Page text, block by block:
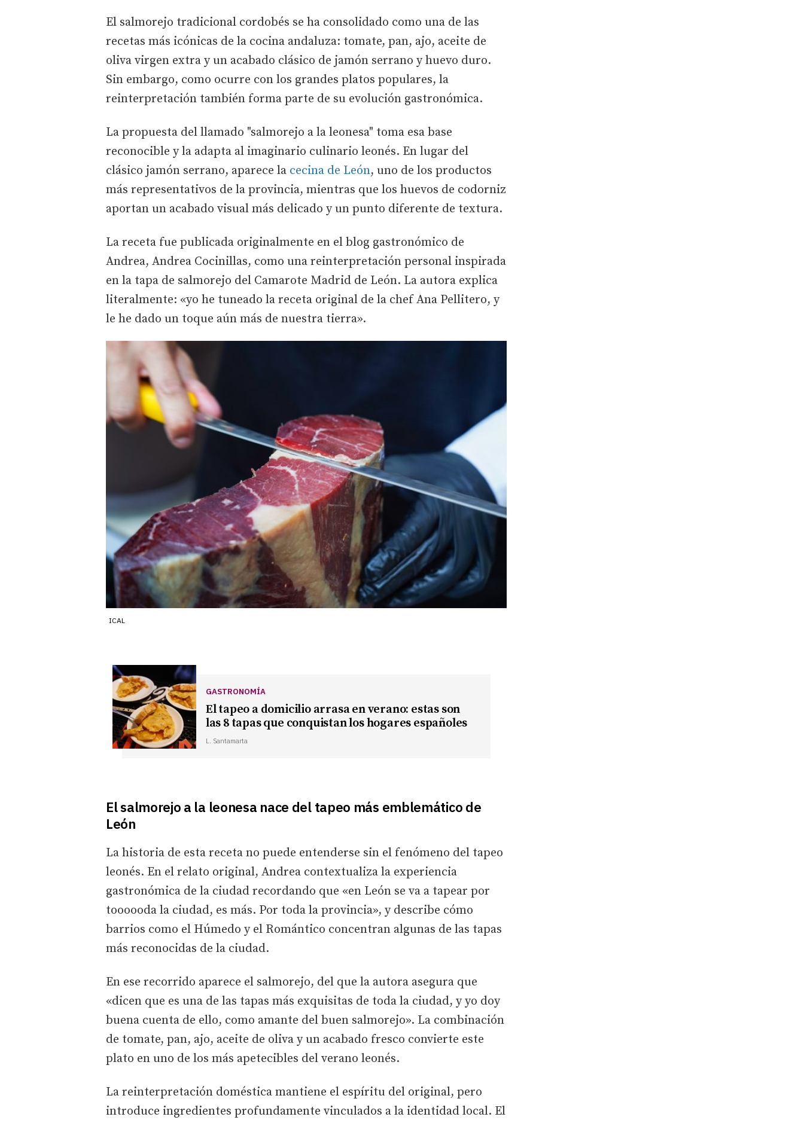
El salmorejo tradicional cordobés se ha consolidado como una de las
recetas más icónicas de la cocina andaluza: tomate, pan, ajo, aceite de
oliva virgen extra y un acabado clásico de jamón serrano y huevo duro.
Sin embargo, como ocurre con los grandes platos populares, la
reinterpretación también forma parte de su evolución gastronómica.
La propuesta del llamado "salmorejo a la leonesa" toma esa base
reconocible y la adapta al imaginario culinario leonés. En lugar del
clásico jamón serrano, aparece la cecina de León, uno de los productos
más representativos de la provincia, mientras que los huevos de codorniz
aportan un acabado visual más delicado y un punto diferente de textura.
La receta fue publicada originalmente en el blog gastronómico de
Andrea, Andrea Cocinillas, como una reinterpretación personal inspirada
en la tapa de salmorejo del Camarote Madrid de León. La autora explica
literalmente: «yo he tuneado la receta original de la chef Ana Pellitero, y
le he dado un toque aún más de nuestra tierra».
ICAL
GASTRONOMÍA
El tapeo a domicilio arrasa en verano: estas son
las 8 tapas que conquistan los hogares españoles
L. Santamarta
El salmorejo a la leonesa nace del tapeo más emblemático de
León
La historia de esta receta no puede entenderse sin el fenómeno del tapeo
leonés. En el relato original, Andrea contextualiza la experiencia
gastronómica de la ciudad recordando que «en León se va a tapear por
toooooda la ciudad, es más. Por toda la provincia», y describe cómo
barrios como el Húmedo y el Romántico concentran algunas de las tapas
más reconocidas de la ciudad.
En ese recorrido aparece el salmorejo, del que la autora asegura que
«dicen que es una de las tapas más exquisitas de toda la ciudad, y yo doy
buena cuenta de ello, como amante del buen salmorejo». La combinación
de tomate, pan, ajo, aceite de oliva y un acabado fresco convierte este
plato en uno de los más apetecibles del verano leonés.
La reinterpretación doméstica mantiene el espíritu del original, pero
introduce ingredientes profundamente vinculados a la identidad local. El